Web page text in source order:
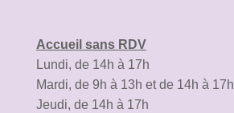
Accueil sans RDV
Lundi, de 14h à 17h
Mardi, de 9h à 13h et de 14h à 17h
Jeudi, de 14h à 17h